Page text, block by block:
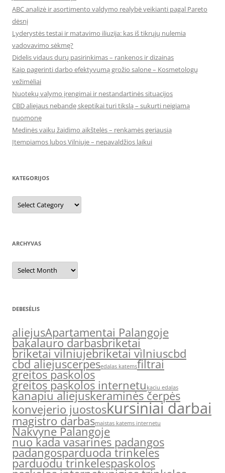
ABC analizė ir asortimento valdymo realybė veikianti pagal Pareto
dėsnį
Lyderystės testai ir matavimo iliuzija: kas iš tikrųjų nulemia
vadovavimo sėkmę?
Didelis vidaus durų pasirinkimas – rankenos ir dizainas
Kaip pagerinti darbo efektyvumą grožio salone – Kosmetologų
vežimėliai
Nuotekų valymo įrengimai ir nestandartinės situacijos
CBD aliejaus nebandę skeptikai turi tikslą – sukurti neigiamą
nuomonę
Medinės vaikų žaidimo aikštelės – renkamės geriausią
Įtempiamos lubos Vilniuje – nepavaldžios laikui
KATEGORIJOS
Kategorijos
ARCHYVAS
Archyvas
DEBESĖLIS
aliejusApartamentai Palangoje
bakalauro darbasbriketai
briketai vilniujebriketai vilniuscbd
cbd aliejuscerpesedalas katemsfiltrai
greitos paskolos
greitos paskolos internetu kaciu edalas
kanapiu aliejuskeraminės čerpės
konvejerio juostoskursiniai darbai
magistro darbasmaistas katems internetu
Nakvyne Palangoje
nuo kada vasarines padangos
padangosparduoda trinkeles
parduodu trinkelespaskolos